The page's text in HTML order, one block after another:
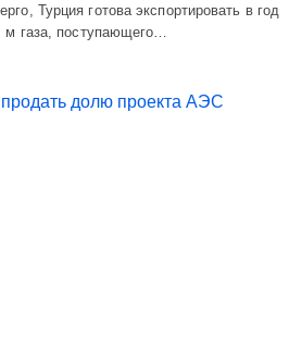
Турция готова экспортировать в год
газа, поступающего…